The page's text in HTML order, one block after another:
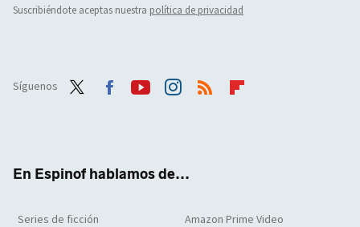
Suscribiéndote aceptas nuestra política de privacidad
Síguenos
En Espinof hablamos de...
Series de ficción Amazon Prime Video